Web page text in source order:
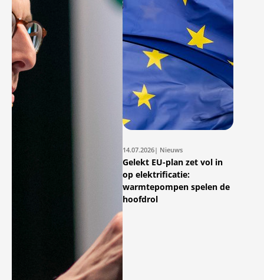
14.07.2026| Nieuws
Gelekt EU-plan zet vol in
op elektrificatie:
warmtepompen spelen de
hoofdrol